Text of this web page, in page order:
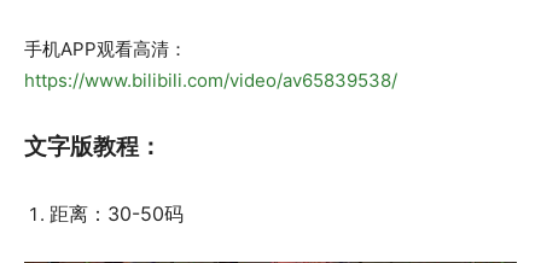
手机APP观看高清：
https://www.bilibili.com/video/av65839538/
文字版教程：
距离：30-50码